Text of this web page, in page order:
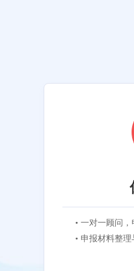
• 一对一顾问
• 申报材料整